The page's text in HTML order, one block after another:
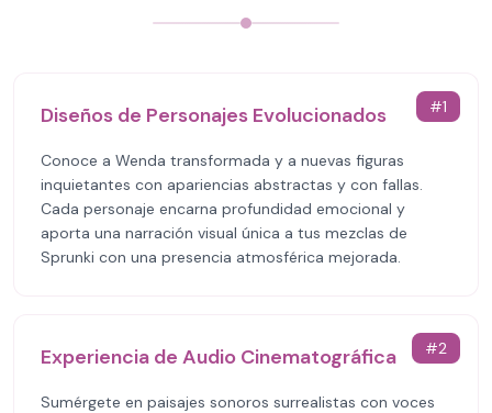
#1
Diseños de Personajes Evolucionados
Conoce a Wenda transformada y a nuevas figuras
inquietantes con apariencias abstractas y con fallas.
Cada personaje encarna profundidad emocional y
aporta una narración visual única a tus mezclas de
Sprunki con una presencia atmosférica mejorada.
#2
Experiencia de Audio Cinematográfica
Sumérgete en paisajes sonoros surrealistas con voces